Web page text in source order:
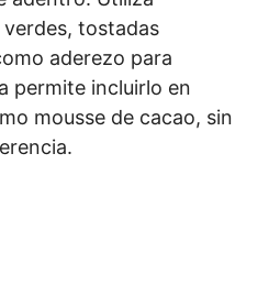
tostadas
aderezo para
permite incluirlo en
mousse de cacao, sin